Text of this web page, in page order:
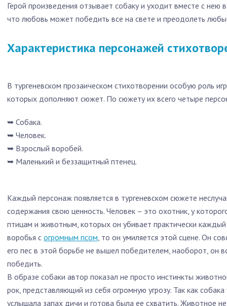
Герой произведения отзывает собаку и уходит вместе с нею
что любовь может победить все на свете и преодолеть
Характеристика персонажей
В тургеневском прозаическом стихотворении особую роль
которых дополняют сюжет. По сюжету их всего четыре
➥ Собака.
➥ Человек.
➥ Взрослый воробей.
➥ Маленький и беззащитный птенец.
Каждый персонаж появляется в тургеневском сюжете
содержания свою ценность. Человек – это охотник, у
птицам и животным, которых он убивает практически
воробья с огромным псом, то он умиляется этой сцене. Он
его пес в этой борьбе не вышел победителем, наоборот, он
победить.
В образе собаки автор показал не просто инстинкты
рок, представляющий из себя огромную угрозу. Так как
услышала запах дичи и готова была ее схватить. Животное